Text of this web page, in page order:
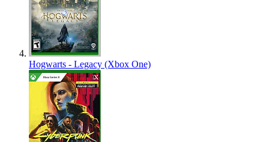
Hogwarts - Legacy (Xbox One)